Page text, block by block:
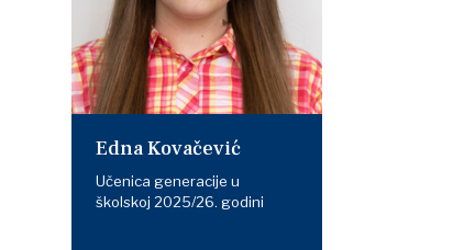
Edna Kovačević
Učenica generacije u
školskoj 2025/26. godini